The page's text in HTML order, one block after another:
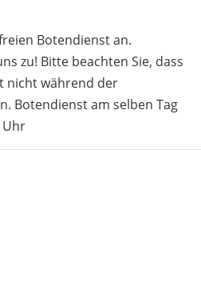
Botendienst an.
zu! Bitte beachten Sie, dass
nicht während der
Botendienst am selben Tag
Uhr